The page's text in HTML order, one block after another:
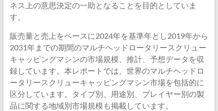
ネス上の意思決定の一助となることを目的としていま
す。
販売量と売上をベースに2024年を基準年とし2019年から
2031年までの期間のマルチヘッドロータリースクリュー
キャッピングマシンの市場規模、推計、予想データを収
録しています。本レポートでは、世界のマルチヘッドロ
ータリースクリューキャッピングマシン市場を包括的に
区分しています。タイプ別、用途別、プレイヤー別の製
品に関する地域別市場規模も掲載しています。